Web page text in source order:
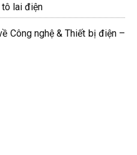
lai điện
Công nghệ & Thiết bị điện –